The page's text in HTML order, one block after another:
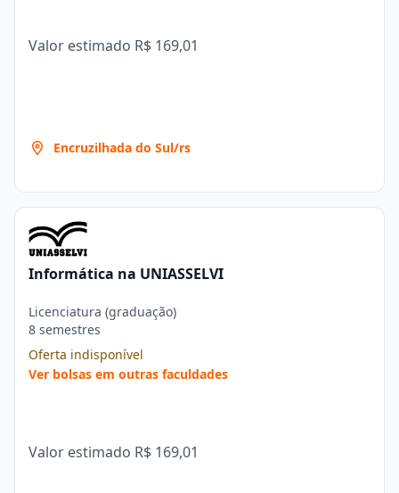
Valor estimado R$ 169,01
Encruzilhada do Sul/rs
Informática na UNIASSELVI
Licenciatura (graduação)
8 semestres
Oferta indisponível
Ver bolsas em outras faculdades
Valor estimado R$ 169,01